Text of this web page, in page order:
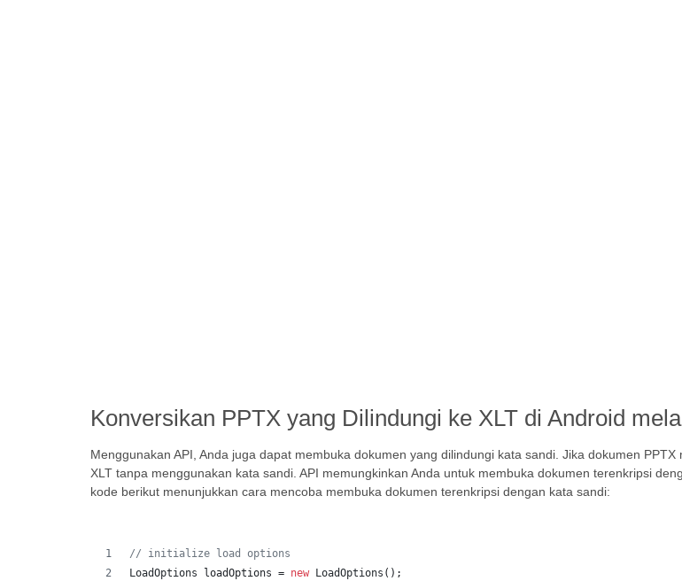
Konversikan PPTX yang Dilindungi ke XLT di Android
Menggunakan API, Anda juga dapat membuka dokumen yang dilindungi kata sandi. Jika dokumen
XLT tanpa menggunakan kata sandi. API memungkinkan Anda untuk membuka dokumen terenkripsi
kode berikut menunjukkan cara mencoba membuka dokumen terenkripsi dengan kata sandi:
// initialize load options
LoadOptions
loadOptions = new LoadOptions ();